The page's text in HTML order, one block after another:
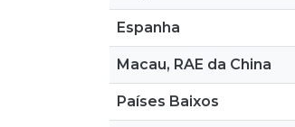
Espanha
Macau, RAE da China
Países Baixos